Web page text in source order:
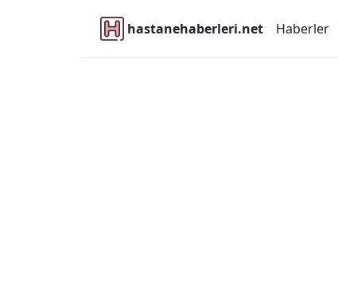
hastanehaberleri.net Haberler